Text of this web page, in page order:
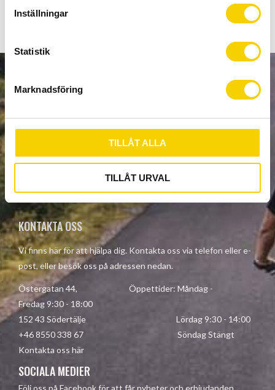
k
s
v
a
l
Inställningar
Statistik
Marknadsföring
TILLÅT ALLA
TILLÅT URVAL
PRENUMERERA
Dina personuppgifter behandlas i enlighet med vår
integritetspolicy.
KONTAKTA OSS
Vi finns här för att hjälpa dig. Kontakta oss via telefon eller e-
post, eller besök oss på adressen nedan.
Östergatan 44, Öppettider: Måndag -
Fredag 9:30 - 18:00
152 43 Södertälje Lördag 9:30 - 14:00
+46 8550 338 67 Söndag Stängt
Kontakta oss här
SOCIALA MEDIER